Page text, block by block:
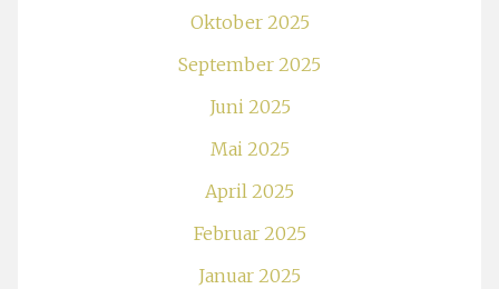
Oktober 2025
September 2025
Juni 2025
Mai 2025
April 2025
Februar 2025
Januar 2025